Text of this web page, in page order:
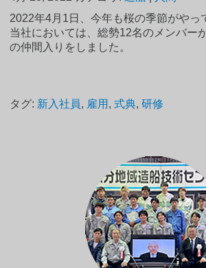
2022年4月1日、今年も桜の季節がやっ
当社においては、総勢12名のメンバー
の仲間入りをしました。
タグ: 新入社員, 雇用 ,式典,研修